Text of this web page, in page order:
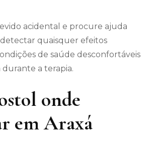
acidental e procure ajuda
quaisquer efeitos
de saúde desconfortáveis
a terapia.
onde
em Araxá